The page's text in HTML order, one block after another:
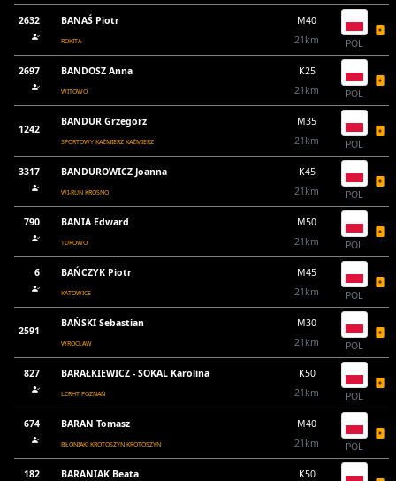
2632 BANAŚ Piotr
ROKITA
M40
21km
POL
2697 BANDOSZ Anna
WITOWO
K25
21km
POL
1242
BANDUR Grzegorz
SPORTOWY KAŹMIERZ KAŹMIERZ
M35
21km
POL
3317 BANDUROWICZ Joanna
WI-RUN KROSNO
K45
21km
POL
790 BANIA Edward
TUROWO
M50
21km
POL
6 BAŃCZYK Piotr
KATOWICE
M45
21km
POL
2591
BAŃSKI Sebastian
WROCŁAW
M30
21km
POL
827 BARAŁKIEWICZ - SOKAL Karolina
LCRHT POZNAŃ
K50
21km
POL
674 BARAN Tomasz
BŁONIAKI KROTOSZYN KROTOSZYN
M40
21km
POL
182 BARANIAK Beata
K50